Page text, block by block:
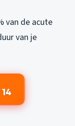
van de acute
van je